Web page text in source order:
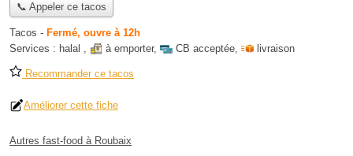
📞 Appeler ce tacos
Tacos - Fermé, ouvre à 12h
Services : halal , à emporter, CB acceptée, livraison
Recommander ce tacos
Améliorer cette fiche
Autres fast-food à Roubaix